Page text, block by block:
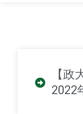
【
2022